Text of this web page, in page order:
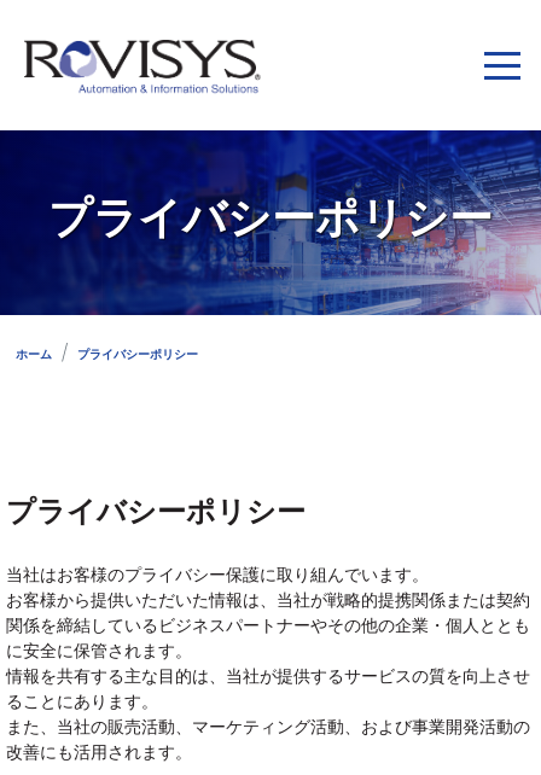
プライバシーポリシー
ホーム プライバシーポリシー
プライバシーポリシー
当社はお客様のプライバシー保護に取り組んでいます。
お客様から提供いただいた情報は、当社が戦略的提携関係または契約
関係を締結しているビジネスパートナーやその他の企業・個人ととも
に安全に保管されます。
情報を共有する主な目的は、当社が提供するサービスの質を向上させ
ることにあります。
また、当社の販売活動、マーケティング活動、および事業開発活動の
改善にも活用されます。